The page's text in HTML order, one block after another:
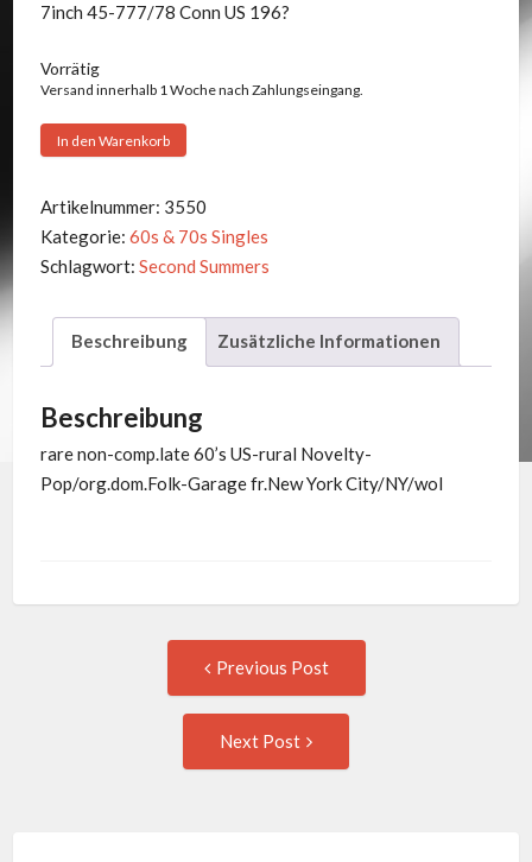
7inch 45-777/78 Conn US 196?
Vorrätig
Versand innerhalb 1 Woche nach Zahlungseingang.
Second
-
Sad
Vibrations/Remember
Days
Menge
In den Warenkorb
Artikelnummer: 3550
Kategorie: 60s & 70s Singles
Schlagwort: Second Summers
Beschreibung Zusätzliche Informationen
Beschreibung
rare non-comp.late 60’s US-rural Novelty-
Pop/org.dom.Folk-Garage fr.New York City/NY/wol
navigation
Previous Post
Next Post